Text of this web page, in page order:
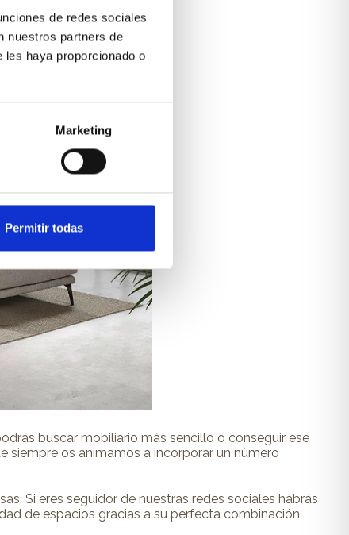
de redes sociales
nuestros partners de
haya proporcionado o
Marketing
Permitir todas
buscar mobiliario más sencillo o conseguir ese
siempre os animamos a incorporar un número
Si eres seguidor de nuestras redes sociales habrás
de espacios gracias a su perfecta combinación